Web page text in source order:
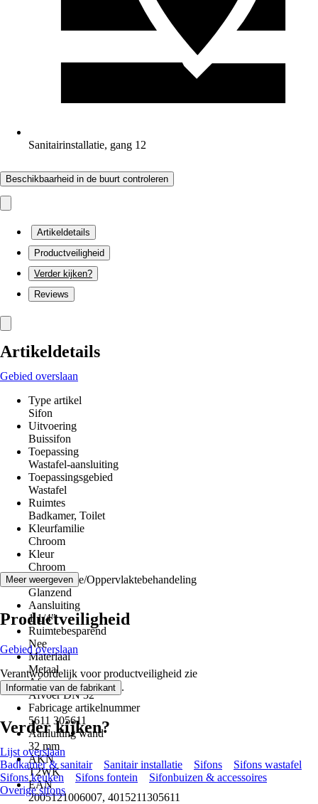
Sanitairinstallatie, gang 12
Beschikbaarheid in de buurt controleren
Artikeldetails
Productveiligheid
Verder kijken?
Reviews
Artikeldetails
Gebied overslaan
Type artikel
Sifon
Uitvoering
Buissifon
Toepassing
Wastafel-aansluiting
Toepassingsgebied
Wastafel
Ruimtes
Badkamer, Toilet
Kleurfamilie
Chroom
Kleur
Chroom
Oppervlakte/Oppervlaktebehandeling
Glanzend
Aansluiting
1 1/4"
Ruimtebesparend
Nee
Materiaal
Metaal
Afvoer
Afvoer DN 32
Fabricage artikelnummer
5611 305611
Aanluiting wand
32 mm
AKN
T2WK
EAN
2005121006007, 4015211305611
Meer weergeven
Productveiligheid
Gebied overslaan
Verantwoordelijk voor productveiligheid zie
Informatie van de fabrikant .
Verder kijken?
Lijst overslaan
Badkamer & sanitair
Sanitair installatie Sifons
Sifons wastafel
Sifons keuken
Sifons fontein
Sifonbuizen & accessoires
Overige sifons